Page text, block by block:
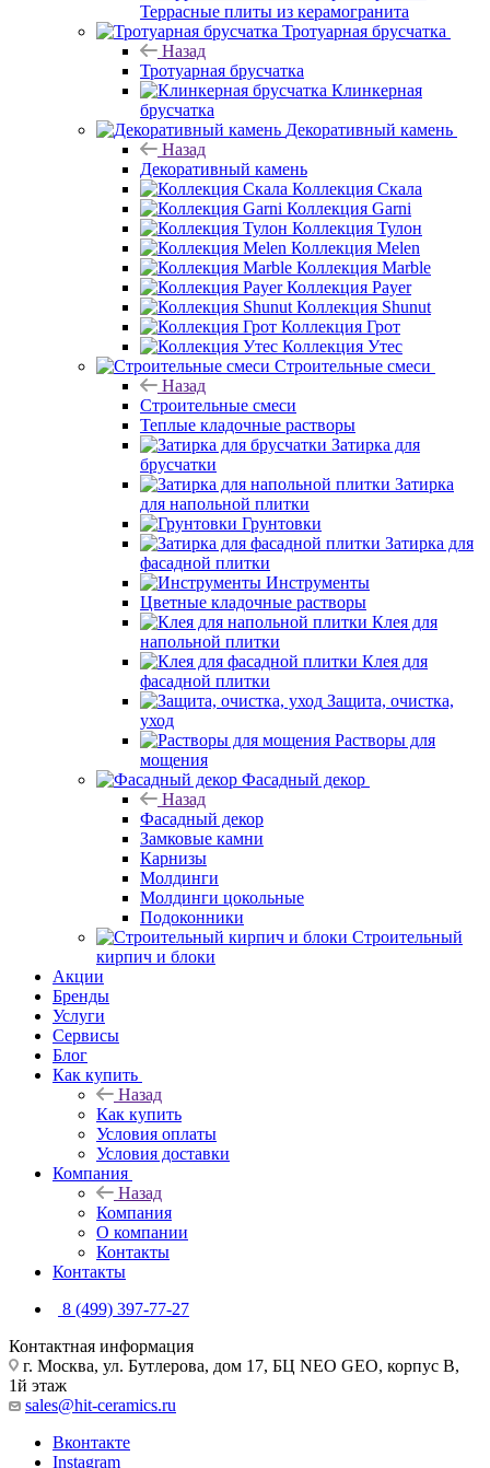
Террасные плиты из керамогранита
Тротуарная брусчатка
Назад
Тротуарная брусчатка
Клинкерная
брусчатка
Декоративный камень
Назад
Декоративный камень
Коллекция Скала
Коллекция Garni
Коллекция Тулон
Коллекция Melen
Коллекция Marble
Коллекция Payer
Коллекция Shunut
Коллекция Грот
Коллекция Утес
Строительные смеси
Назад
Строительные смеси
Теплые кладочные растворы
Затирка для
брусчатки
Затирка
для напольной плитки
Грунтовки
Затирка для
фасадной плитки
Инструменты
Цветные кладочные растворы
Клея для
напольной плитки
Клея для
фасадной плитки
Защита, очистка,
уход
Растворы для
мощения
Фасадный декор
Назад
Фасадный декор
Замковые камни
Карнизы
Молдинги
Молдинги цокольные
Подоконники
Строительный
кирпич и блоки
Акции
Бренды
Услуги
Сервисы
Блог
Как купить
Назад
Как купить
Условия оплаты
Условия доставки
Компания
Назад
Компания
О компании
Контакты
Контакты
8 (499) 397-77-27
Контактная информация
г. Москва, ул. Бутлерова, дом 17, БЦ NEO GEO, корпус В,
1й этаж
sales@hit-ceramics.ru
Вконтакте
Instagram